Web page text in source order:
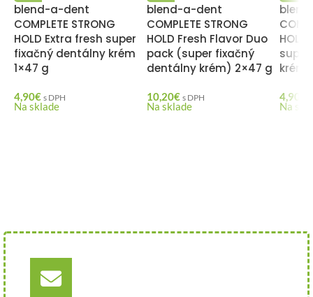
blend-a-dent
COMPLETE STRONG
HOLD Extra fresh super
fixačný dentálny krém
1×47 g
4,90€ s DPH
Na sklade
blend-a-dent
COMPLETE STRONG
HOLD Fresh Flavor Duo
pack (super fixačný
dentálny krém) 2×47 g
10,20€ s DPH
Na sklade
krém
4,90
Na